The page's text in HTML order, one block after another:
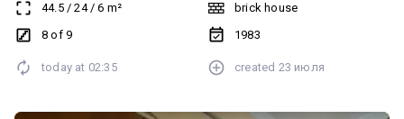
🔹 Сучасний оновлений ремонт 🔹 Нові меблі — квартира готова
до заселення без додаткових вкладень. Зручне розташування,
необхідна інфраструктура для комфортного проживання. Ціна —
44.5/24/6 m²
8 of 9
brick house
1983
today at 02:35 created 23 июля